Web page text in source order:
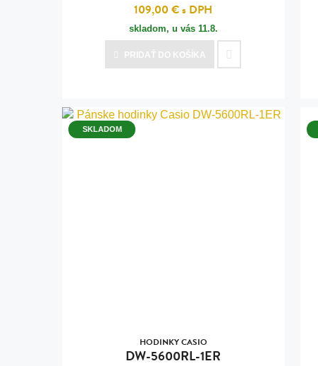
109,00 €s DPH
skladom, u vás 11.8.
PRIDAŤ DO KOŠÍKA
SKLADOM
HODINKY CASIO
DW-5600RL-1ER